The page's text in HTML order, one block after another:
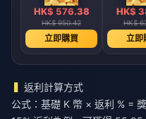
HK$ 576.38
HK$ 950.42
立即購買
HK$
HK$
立即
返利計算方式
公式：基礎 K 幣 × 返利 % =